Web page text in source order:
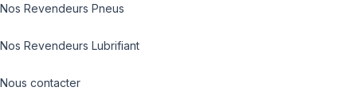
Nos Revendeurs Pneus
Nos Revendeurs Lubrifiant
Nous contacter